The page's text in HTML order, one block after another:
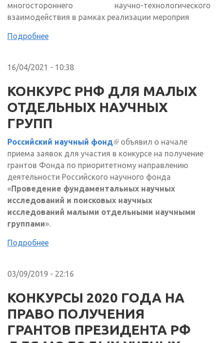
многостороннего научно-технологического
взаимодействия в рамках реализации мероприя
Подробнее
16/04/2021 - 10:38
КОНКУРС РНФ ДЛЯ МАЛЫХ
ОТДЕЛЬНЫХ НАУЧНЫХ
ГРУПП
Российский научный фонд(внешняя ссылка)
объявил о начале
приема заявок для участия в конкурсе на получение
грантов Фонда по приоритетному направлению
деятельности Российского научного фонда
«Проведение фундаментальных научных
исследований и поисковых научных
исследований малыми отдельными научными
группами».
Подробнее
03/09/2019 - 22:16
КОНКУРСЫ 2020 ГОДА НА
ПРАВО ПОЛУЧЕНИЯ
ГРАНТОВ ПРЕЗИДЕНТА РФ